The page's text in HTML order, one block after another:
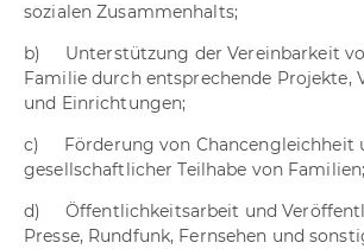
sozialen Zusammenhalts;
b) Unterstützung der Vereinbarkeit
Familie durch entsprechende Projekte,
und Einrichtungen;
c) Förderung von Chancengleichheit
gesellschaftlicher Teilhabe von Familien;
d) Öffentlichkeitsarbeit und
Presse, Rundfunk, Fernsehen und